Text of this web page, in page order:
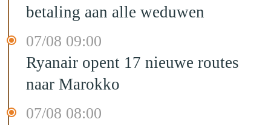
betaling aan alle weduwen
07/08 09:00
Ryanair opent 17 nieuwe routes
naar Marokko
07/08 08:00